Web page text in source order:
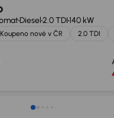
Diesel2.0 TDI140 kW
Koupeno nové v ČR 2.0 TDI
DPH